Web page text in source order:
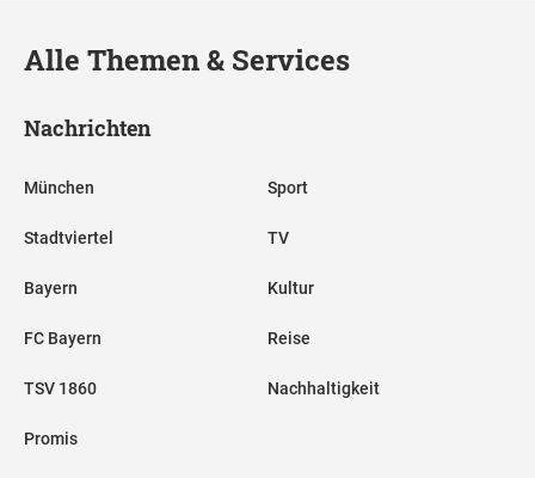
Alle Themen & Services
Nachrichten
München
Stadtviertel
Bayern
FC Bayern
TSV 1860
Promis
Sport
TV
Kultur
Reise
Nachhaltigkeit